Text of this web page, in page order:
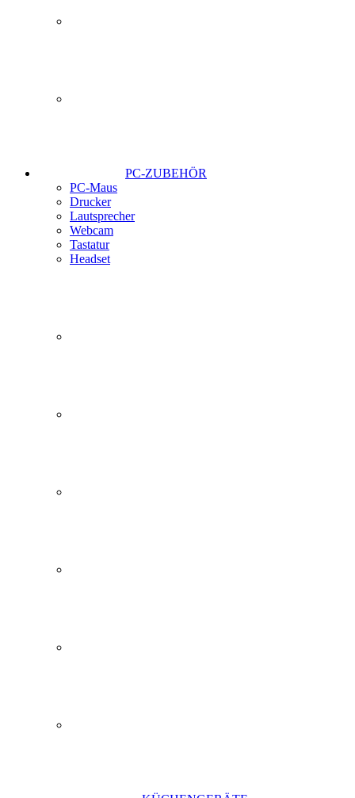
PC-ZUBEHÖR
PC-Maus
Drucker
Lautsprecher
Webcam
Tastatur
Headset